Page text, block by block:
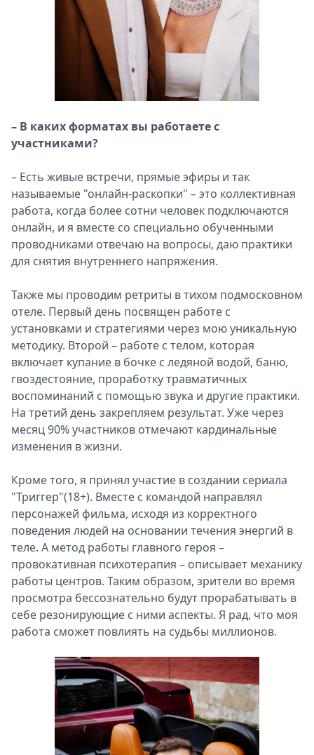
– В каких форматах вы работаете с
участниками?
– Есть живые встречи, прямые эфиры и так
называемые "онлайн-раскопки" – это коллективная
работа, когда более сотни человек подключаются
онлайн, и я вместе со специально обученными
проводниками отвечаю на вопросы, даю практики
для снятия внутреннего напряжения.
Также мы проводим ретриты в тихом подмосковном
отеле. Первый день посвящен работе с
установками и стратегиями через мою уникальную
методику. Второй – работе с телом, которая
включает купание в бочке с ледяной водой, баню,
гвоздестояние, проработку травматичных
воспоминаний с помощью звука и другие практики.
На третий день закрепляем результат. Уже через
месяц 90% участников отмечают кардинальные
изменения в жизни.
Кроме того, я принял участие в создании сериала
"Триггер"(18+). Вместе с командой направлял
персонажей фильма, исходя из корректного
поведения людей на основании течения энергий в
теле. А метод работы главного героя –
провокативная психотерапия – описывает механику
работы центров. Таким образом, зрители во время
просмотра бессознательно будут прорабатывать в
себе резонирующие с ними аспекты. Я рад, что моя
работа сможет повлиять на судьбы миллионов.